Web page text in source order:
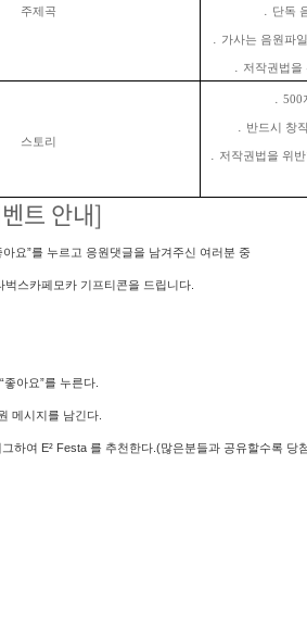
주제곡 ․ 단독
․ 가사는 음원파
․ 저작권법
스토리
․
․ 반드시 창
․ 저작권법을 위
트 안내]
아요”를 누르고 응원댓글을 남겨주신 여러분 중
벅스카페모카 기프티콘을 드립니다.
아요”를 누른다.
메시지를 남긴다.
하여 E² Festa 를 추천한다.(많은분들과 공유할수록 당